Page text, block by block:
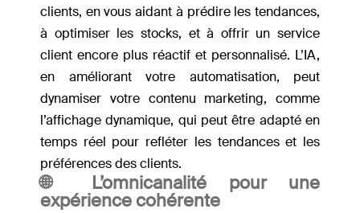
clients, en vous aidant à prédire les tendances,
à optimiser les stocks, et à offrir un service
client encore plus réactif et personnalisé. L’IA,
en améliorant votre automatisation, peut
dynamiser votre contenu marketing, comme
l’affichage dynamique, qui peut être adapté en
temps réel pour refléter les tendances et les
préférences des clients.
🌐 L’omnicanalité pour une
expérience cohérente